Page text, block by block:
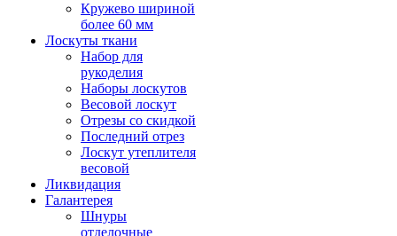
Кружево шириной
более 60 мм
Лоскуты ткани
Набор для
рукоделия
Наборы лоскутов
Весовой лоскут
Отрезы со скидкой
Последний отрез
Лоскут утеплителя
весовой
Ликвидация
Галантерея
Шнуры
отделочные